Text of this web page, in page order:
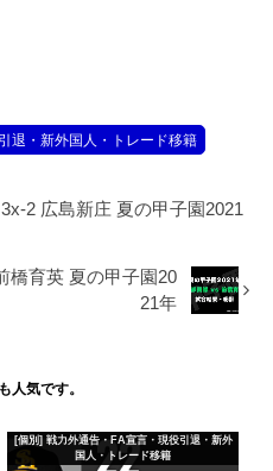
退・新外国人・トレード移籍
2 広島新庄 夏の甲子園2021
橋育英 夏の甲子園20
21年
人気です。
[個別] 戦力外通告・FA宣言・現役引退・新外
国人・トレード移籍